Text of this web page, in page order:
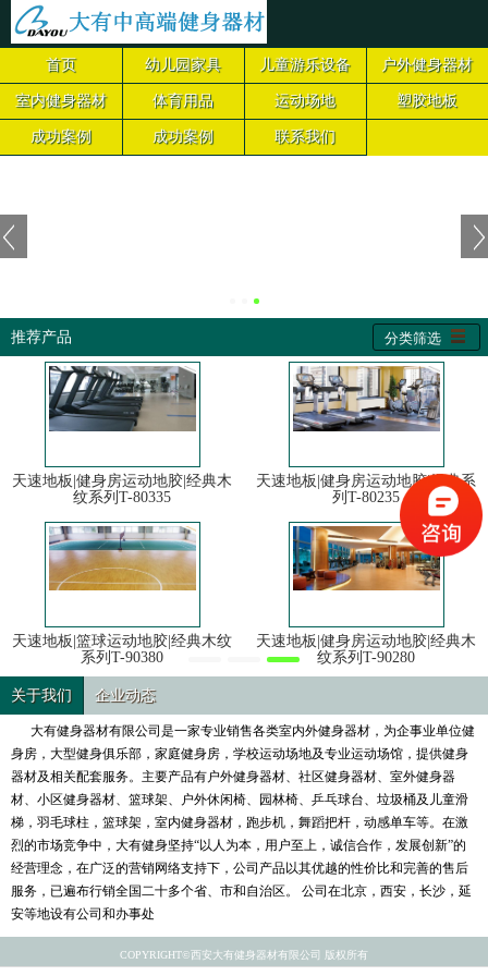
首页 幼儿园家具 儿童游乐设备 户外健身器材
室内健身器材 体育用品 运动场地 塑胶地板
成功案例 成功案例 联系我们
推荐产品 分类筛选
天速地板|健身房运动地胶|经典木
纹系列T-80335
天速地板|健身房运动地胶|经典系
列T-80235
天速地板|篮球运动地胶|经典木纹
系列T-90380
天速地板|健身房运动地胶|经典木
纹系列T-90280
关于我们 企业动态
大有健身器材有限公司是一家专业销售各类室内外健身器材，为企事业单位健
身房，大型健身俱乐部，家庭健身房，学校运动场地及专业运动场馆，提供健身
器材及相关配套服务。主要产品有户外健身器材、社区健身器材、室外健身器
材、小区健身器材、篮球架、户外休闲椅、园林椅、乒乓球台、垃圾桶及儿童滑
梯，羽毛球柱，篮球架，室内健身器材，跑步机，舞蹈把杆，动感单车等。在激
烈的市场竞争中，大有健身坚持“以人为本，用户至上，诚信合作，发展创新”的
经营理念，在广泛的营销网络支持下，公司产品以其优越的性价比和完善的售后
服务，已遍布行销全国二十多个省、市和自治区。 公司在北京，西安，长沙，延
安等地设有公司和办事处
COPYRIGHT©西安大有健身器材有限公司 版权所有